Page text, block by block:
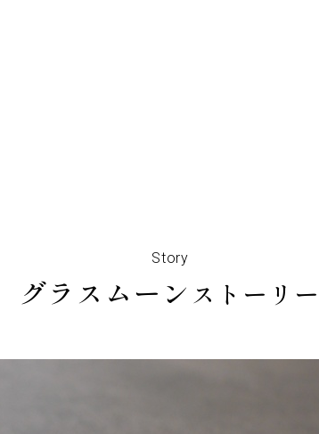
Story
グラスムーン ストーリー